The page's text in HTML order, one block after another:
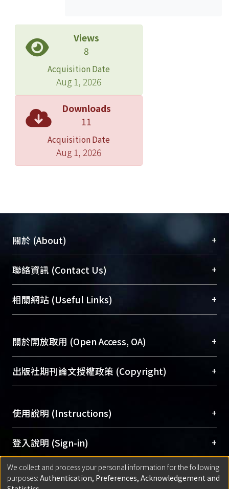
Views
8
Acquisition Date
Aug 1, 2026
Downloads
11
Acquisition Date
Aug 1, 2026
關於 (About) +
臺大位居世界頂尖大學之列，為永久珍藏及向國際
展現本校豐碩的研究成果及學術能量，圖書館整合
機構典藏（NTUR）與學術庫（AH）不同功能平
台，成為臺大學術典藏NTU scholars。期能整合研
成果。
To permanently archive and promote researcher
profiles and scholarly works, Library integrates the
services of “NTU Repository” with “Academic
聯絡資訊 (Contact Us) +
總館學科館員(Main Library)
醫學圖書館學科館員(Medical Library)
Sciences Library)
相關網站 (Useful Links) +
關於開放取用 (Open Access, OA) +
開放取用是從使用者角度提升資訊取用性的社會運
動，應用在學術研究上是透過將研究著作公開供使
用逐年攀升。同時可加速研究發展、提升研究影響
Archive）平台。 （點選深入了解OA）
出版社期刊論文授權政策 (Copyright) +
含部分內容的版權非匯入者所有，或由第三方贊
助與合作完成，請確認該版權所有者及第三方同
意提供此授權。
Please represent that the submission is your
original work, and that you have the right to
grant the rights to upload.
使用說明 (Instructions) +
網站簡介(Quickstart Guide)
使用手冊(Instruction Manual)
線上預約服務(Booking Service)
登入說明 (Sign-in) +
方案一：臺灣大學計算機中心帳號登入
(With C&INC Email Account)
匯入著作 (Submission) +
We collect and process your personal information for the following
purposes: Authentication, Preferences, Acknowledgement and